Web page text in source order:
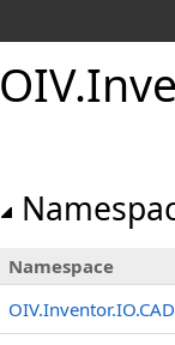
Namespace
OIV.Inventor.IO.CAD